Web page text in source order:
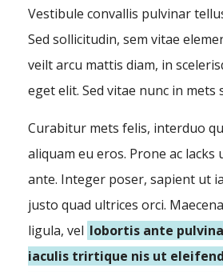
Vestibule convallis pulvinar
Sed sollicitudin, sem vitae
veilt arcu mattis diam, in
eget elit. Sed vitae nunc in
Curabitur mets felis, interduo
aliquam eu eros. Prone ac
ante. Integer poser, sapient ut
justo quad ultrices orci.
ligula, vel lobortis ante
iaculis trirtique nis ut